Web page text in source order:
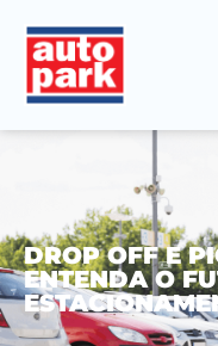
DROP OFF E
ENTENDA O